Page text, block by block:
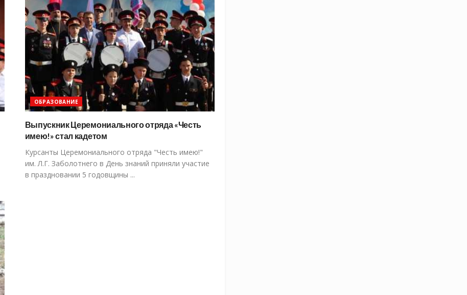
ОБРАЗОВАНИЕ
Выпускник Церемониального отряда «Честь
имею!» стал кадетом
Курсанты Церемониального отряда "Честь имею!"
им. Л.Г. Заболотнего в День знаний приняли участие
в праздновании 5 годовщины ...